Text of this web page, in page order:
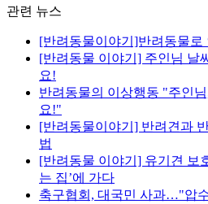
관련 뉴스
[반려동물이야기]반려동물로
[반려동물 이야기] 주인님 날
요!
반려동물의 이상행동 "주인
요!"
[반려동물이야기] 반려견과
법
[반려동물 이야기] 유기견 보
는 집’에 가다
축구협회, 대국민 사과…"압